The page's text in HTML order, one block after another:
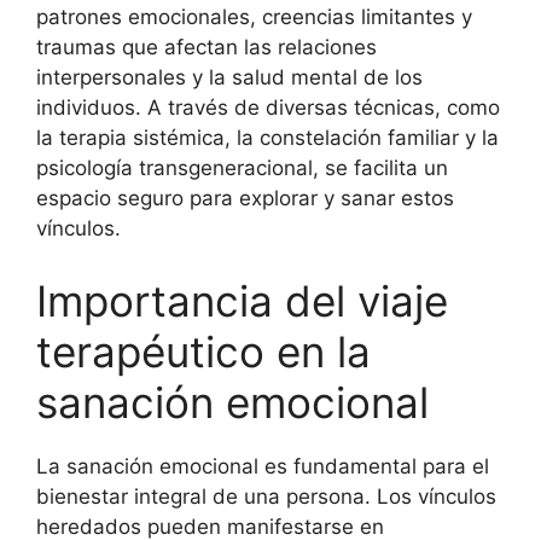
patrones emocionales, creencias limitantes y
traumas que afectan las relaciones
interpersonales y la salud mental de los
individuos. A través de diversas técnicas, como
la terapia sistémica, la constelación familiar y la
psicología transgeneracional, se facilita un
espacio seguro para explorar y sanar estos
vínculos.
Importancia del viaje
terapéutico en la
sanación emocional
La sanación emocional es fundamental para el
bienestar integral de una persona. Los vínculos
heredados pueden manifestarse en